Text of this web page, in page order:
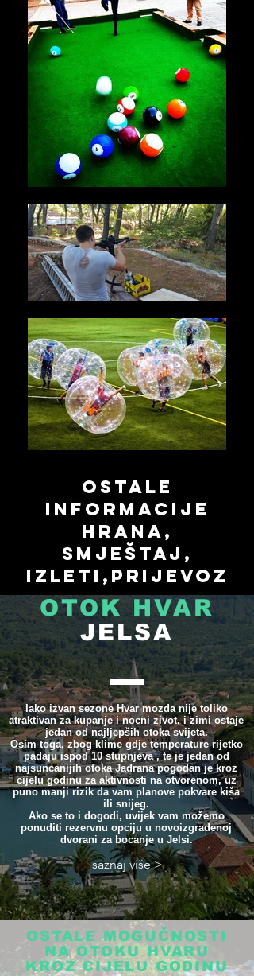
ostale
informacije
Hrana,
smJeštaj,
izleti,prijevoz
OTOK HVAR
JELSA
Iako izvan sezone Hvar mozda nije toliko
atraktivan za kupanje i nocni zivot, i zimi ostaje
jedan od najljepših otoka svijeta.
Osim toga, zbog klime gdje temperature rijetko
padaju ispod 10 stupnjeva , te je jedan od
najsuncanijih otoka Jadrana pogodan je kroz
cijelu godinu za aktivnosti na otvorenom, uz
puno manji rizik da vam planove pokvare kiša
ili snijeg.
Ako se to i dogodi, uvijek vam možemo
ponuditi rezervnu opciju u novoizgradenoj
dvorani za bocanje u Jelsi.
saznaj više >
OSTALE MOGUČNOSTI
NA OTOKU HVARU
KROZ CIJELU GODINU